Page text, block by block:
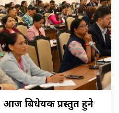
आज बिधेयक प्रस्तुत हुने